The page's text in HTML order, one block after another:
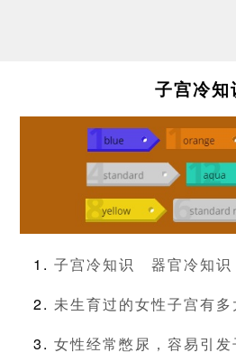
子宫冷知
子宫冷知识 器官冷知识
未生育过的女性子宫有多
女性经常憋尿，容易引发